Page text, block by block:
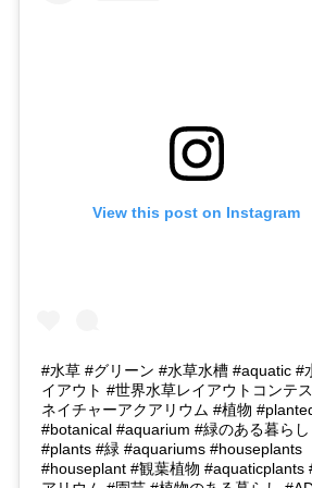
View this post on Instagram
#水草 #グリーン #水草水槽 #aquatic #
イアウト #世界水草レイアウトコンテ
ネイチャーアクアリウム #植物
#botanical #aquarium #緑のある暮らし
#plants #緑 #aquariums #houseplants
#houseplant #観葉植物 #aquaticplants